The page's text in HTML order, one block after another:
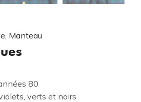
Manteau
80
verts et noirs